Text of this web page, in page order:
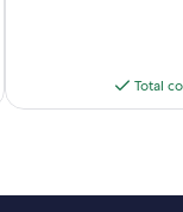
Total